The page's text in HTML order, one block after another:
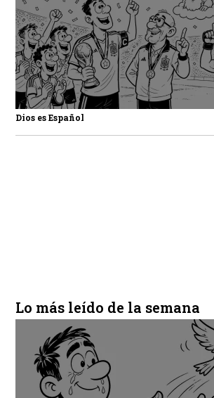
Dios es Español
Lo más leído de la semana